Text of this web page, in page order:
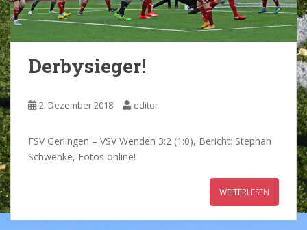
Derbysieger!
2. Dezember 2018 editor
FSV Gerlingen – VSV Wenden 3:2 (1:0), Bericht: Stephan
Schwenke, Fotos online!
WEITERLESEN